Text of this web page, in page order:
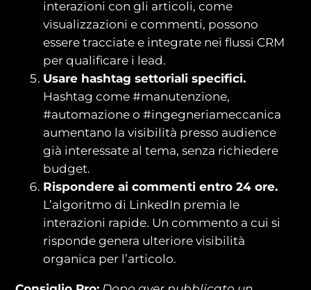
interazioni con gli articoli, come
visualizzazioni e commenti, possono
essere tracciate e integrate nei flussi CRM
per qualificare i lead.
Usare hashtag settoriali specifici.
Hashtag come #manutenzione,
#automazione o #ingegneriameccanica
aumentano la visibilità presso audience
già interessate al tema, senza richiedere
budget.
Rispondere ai commenti entro 24 ore.
L’algoritmo di LinkedIn premia le
interazioni rapide. Un commento a cui si
risponde genera ulteriore visibilità
organica per l’articolo.